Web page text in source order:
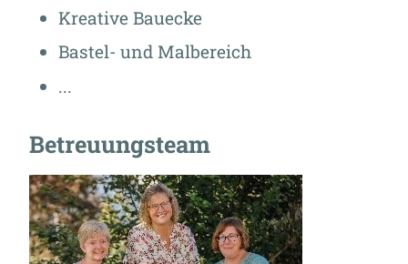
Kreative Bauecke
Bastel- und Malbereich
...
Betreuungsteam